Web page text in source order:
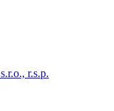
r.s.p.